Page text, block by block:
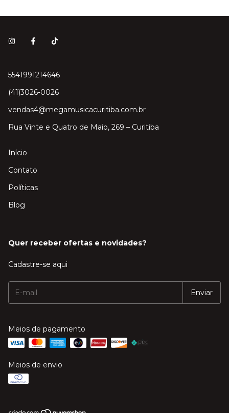
5541991214646
(41)3026-0026
vendas4@megamusicacuritiba.com.br
Rua Vinte e Quatro de Maio, 269 – Curitiba
Início
Contato
Políticas
Blog
Quer receber ofertas e novidades?
Cadastre-se aqui
Meios de pagamento
Meios de envio